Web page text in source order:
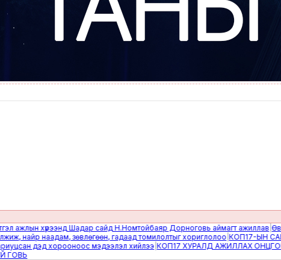
хүрээнд Шадар сайд Н.Номтойбаяр Дорноговь аймагт ажиллав|
наадам, зөвлөгөөн, гадаад томилолтыг хориглолоо|КОП17-ЫН САЙН
дэд хорооноос мэдээлэл хийлээ|КОП17 ХУРАЛД АЖИЛЛАХ ОНЦГОЙ